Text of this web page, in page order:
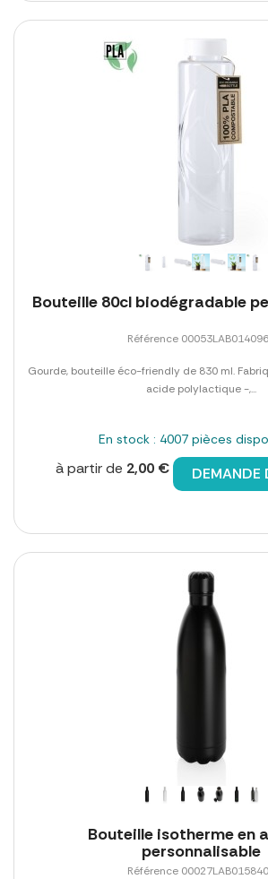
Bouteille 80cl biodégradable
Référence
Gourde, bouteille éco-friendly de 830 ml.
acide polylactique -,...
En stock : 4007 pièces
à partir de 2,00 € DEMANDE
Bouteille isotherme en
personnalisable
Référence